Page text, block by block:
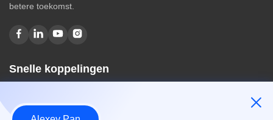
betere toekomst.
Snelle koppelingen
Over ons